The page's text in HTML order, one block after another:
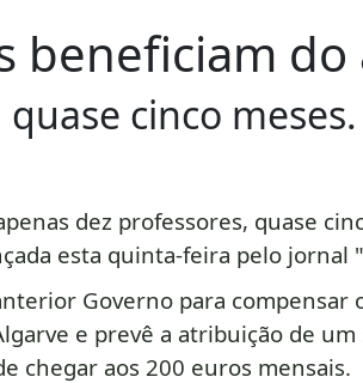
beneficiam
cinco meses.
dez professores, quase
esta quinta-feira pelo jornal
Governo para compensar
e prevê a atribuição de
chegar aos 200 euros mensais.